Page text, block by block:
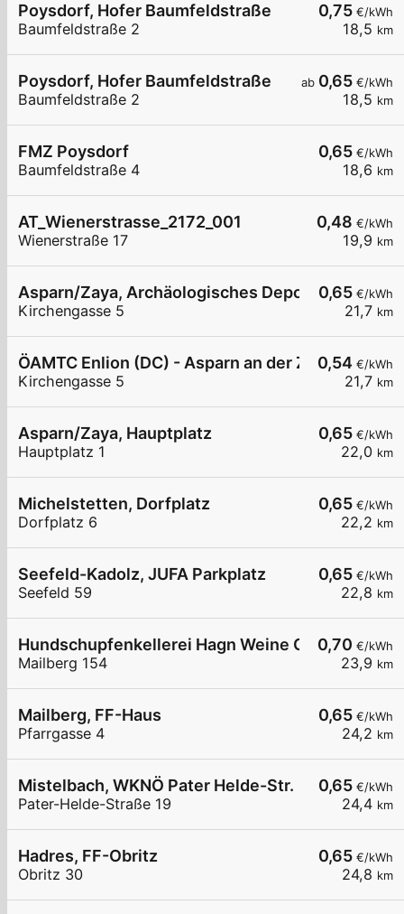
0,75 €/kWh
18,5 km
Poysdorf, Hofer Baumfeldstraße
Baumfeldstraße 2
ab 0,65 €/kWh
18,5 km
Poysdorf, Hofer Baumfeldstraße
Baumfeldstraße 2
0,65 €/kWh
18,6 km
FMZ Poysdorf
Baumfeldstraße 4
0,48 €/kWh
19,9 km
AT_Wienerstrasse_2172_001
Wienerstraße 17
0,65 €/kWh
21,7 km
Asparn/Zaya, Archäologisches Depot
Kirchengasse 5
0,54 €/kWh
21,7 km
ÖAMTC Enlion (DC) - Asparn an der Zaya
Kirchengasse 5
0,65 €/kWh
22,0 km
Asparn/Zaya, Hauptplatz
Hauptplatz 1
0,65 €/kWh
22,2 km
Michelstetten, Dorfplatz
Dorfplatz 6
0,65 €/kWh
22,8 km
Seefeld-Kadolz, JUFA Parkplatz
Seefeld 59
0,70 €/kWh
23,9 km
Hundschupfenkellerei Hagn Weine GesmbH
Mailberg 154
0,65 €/kWh
24,2 km
Mailberg, FF-Haus
Pfarrgasse 4
0,65 €/kWh
24,4 km
Mistelbach, WKNÖ Pater Helde-Str.
Pater-Helde-Straße 19
0,65 €/kWh
24,8 km
Hadres, FF-Obritz
Obritz 30